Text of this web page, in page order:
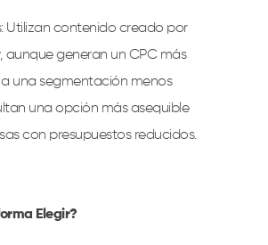
Utilizan contenido creado por
aunque generan un CPC más
una segmentación menos
una opción más asequible
con presupuestos reducidos.
Elegir?